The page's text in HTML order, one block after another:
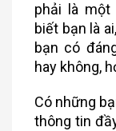
phải là một
biết bạn là
bạn có
hay không,
Có những
thông tin